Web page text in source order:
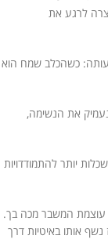
לרגע את
כשהכלב שמח הוא
את הנשימה,
יותר להתמודדויות
המשבר מכה בך.
אותו באיטיות דרך